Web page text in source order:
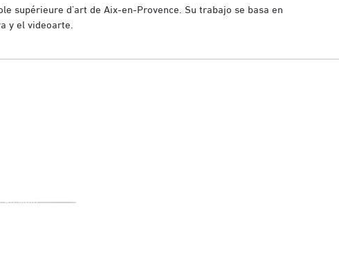
supérieure d’art de Aix-en-Provence. Su trabajo se basa en
y el videoarte.
MORE